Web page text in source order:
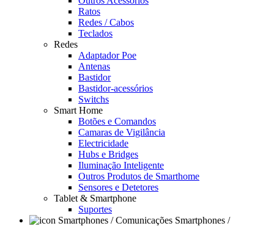
Ratos
Redes / Cabos
Teclados
Redes
Adaptador Poe
Antenas
Bastidor
Bastidor-acessórios
Switchs
Smart Home
Botões e Comandos
Camaras de Vigilância
Electricidade
Hubs e Bridges
Iluminação Inteligente
Outros Produtos de Smarthome
Sensores e Detetores
Tablet & Smartphone
Suportes
Smartphones /